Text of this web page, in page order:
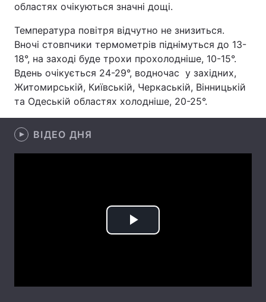
Техно і зв'язок Лайт
Зброя Інциденти
Здоров'я Туризм
Цікавинки Погода
Лонгріди
областях очікуються значні дощі.
Температура повітря відчутно не знизиться.
Вночі стовпчики термометрів піднімуться до 13-
18°, на заході буде трохи прохолодніше, 10-15°.
Вдень очікується 24-29°, водночас у західних,
Житомирській, Київській, Черкаській, Вінницькій
та Одеській областях холодніше, 20-25°.
ВІДЕО ДНЯ
Play